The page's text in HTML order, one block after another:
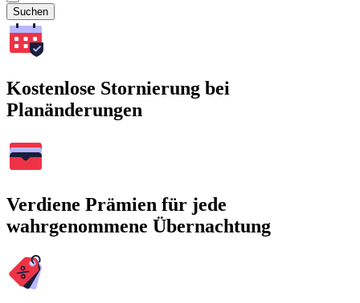
Suchen
Kostenlose Stornierung bei
Planänderungen
Verdiene Prämien für jede
wahrgenommene Übernachtung